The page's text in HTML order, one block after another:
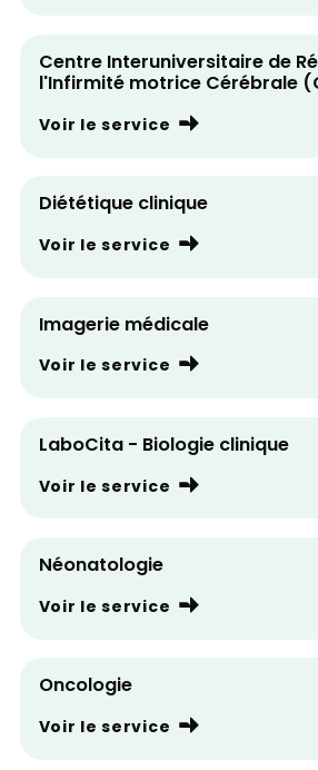
Centre Interuniversitaire de
l'Infirmité motrice Cérébrale
Voir le service
Diététique clinique
Voir le service
Imagerie médicale
Voir le service
LaboCita - Biologie clinique
Voir le service
Néonatologie
Voir le service
Oncologie
Voir le service